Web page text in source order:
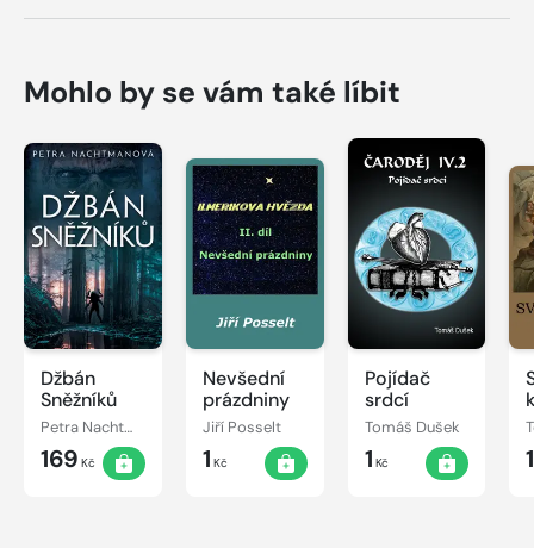
Mohlo by se vám také líbit
Džbán
Sněžníků
Petra Nachtmanová
169 Kč
Nevšední
prázdniny
Jiří Posselt
1 Kč
Pojídač
srdcí
Tomáš Dušek
1 Kč